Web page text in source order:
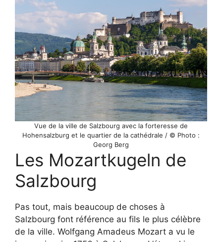
Vue de la ville de Salzbourg avec la forteresse de
Hohensalzburg et le quartier de la cathédrale / © Photo :
Georg Berg
Les Mozartkugeln de
Salzbourg
Pas tout, mais beaucoup de choses à
Salzbourg font référence au fils le plus célèbre
de la ville. Wolfgang Amadeus Mozart a vu le